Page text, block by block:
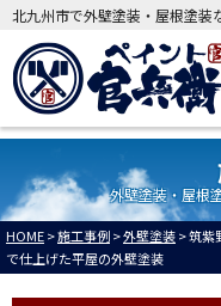
北九州市で外壁塗装・屋根塗装
外壁塗装・屋根
HOME>施工事例>外壁塗装>筑紫
で仕上げた平屋の外壁塗装